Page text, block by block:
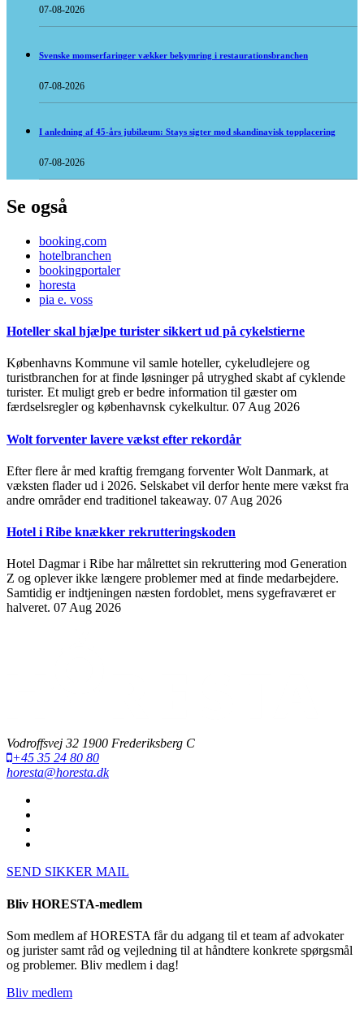
07-08-2026
Svenske momserfaringer vækker bekymring i restaurationsbranchen
07-08-2026
I anledning af 45-års jubilæum: Stays sigter mod skandinavisk topplacering
07-08-2026
Se også
booking.com
hotelbranchen
bookingportaler
horesta
pia e. voss
Hoteller skal hjælpe turister sikkert ud på cykelstierne
Københavns Kommune vil samle hoteller, cykeludlejere og
turistbranchen for at finde løsninger på utryghed skabt af cyklende
turister. Et muligt greb er bedre information til gæster om
færdselsregler og københavnsk cykelkultur. 07 Aug 2026
Wolt forventer lavere vækst efter rekordår
Efter flere år med kraftig fremgang forventer Wolt Danmark, at
væksten flader ud i 2026. Selskabet vil derfor hente mere vækst fra
andre områder end traditionel takeaway. 07 Aug 2026
Hotel i Ribe knækker rekrutteringskoden
Hotel Dagmar i Ribe har målrettet sin rekruttering mod Generation
Z og oplever ikke længere problemer med at finde medarbejdere.
Samtidig er indtjeningen næsten fordoblet, mens sygefraværet er
halveret. 07 Aug 2026
Vodroffsvej 32 1900 Frederiksberg C
+45 35 24 80 80
horesta@horesta.dk
SEND SIKKER MAIL
Bliv HORESTA-medlem
Som medlem af HORESTA får du adgang til et team af advokater
og jurister samt råd og vejledning til at håndtere konkrete spørgsmål
og problemer. Bliv medlem i dag!
Bliv medlem